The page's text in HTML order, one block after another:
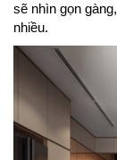
sẽ nhìn gọn
nhiều.